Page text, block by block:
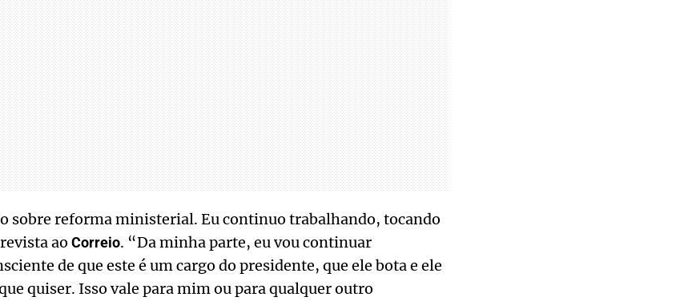
sobre reforma ministerial. Eu continuo trabalhando, tocando
ao Correio. “Da minha parte, eu vou continuar
de que este é um cargo do presidente, que ele bota e ele
quiser. Isso vale para mim ou para qualquer outro